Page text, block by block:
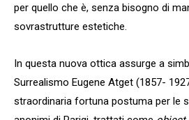
per quello che è, senza bisogno di
sovrastrutture estetiche.
In questa nuova ottica assurge a
Surrealismo Eugene Atget (1857-
straordinaria fortuna postuma per le